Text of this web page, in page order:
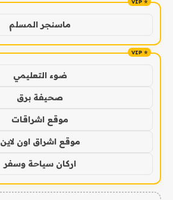
ماسنجر المسلم
ضوء التعليمي
صحيفة برق
موقع اشراقات
موقع اشراق اون لاين
اركان سياحة وسفر